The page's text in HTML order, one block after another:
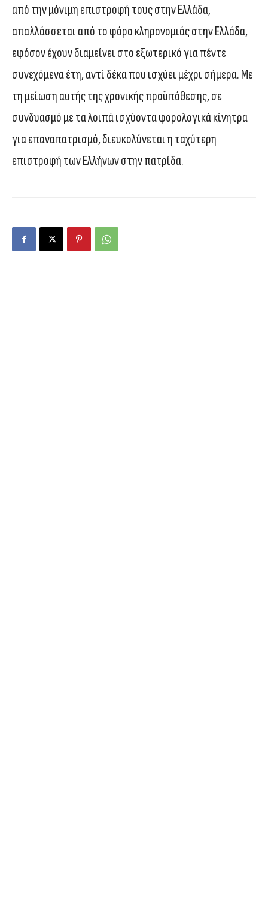
από την μόνιμη επιστροφή τους στην Ελλάδα,
απαλλάσσεται από το φόρο κληρονομιάς στην Ελλάδα,
εφόσον έχουν διαμείνει στο εξωτερικό για πέντε
συνεχόμενα έτη, αντί δέκα που ισχύει μέχρι σήμερα. Με
τη μείωση αυτής της χρονικής προϋπόθεσης, σε
συνδυασμό με τα λοιπά ισχύοντα φορολογικά κίνητρα
για επαναπατρισμό, διευκολύνεται η ταχύτερη
επιστροφή των Ελλήνων στην πατρίδα.